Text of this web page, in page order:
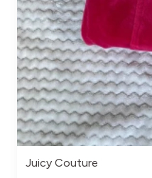
Juicy Couture